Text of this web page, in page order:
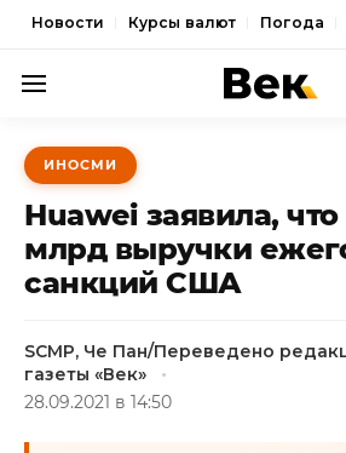
Новости Курсы валют Погода
ПОЛИТИКА
ЭКОНОМИКА
ОБЩЕСТВО
СПОРТ
НОВОСТИ
ИНОСМИ
Huawei заявила, что
млрд выручки
санкций США
SCMP, Че Пан/Переведено
газеты «Век»
28.09.2021 в 14:50